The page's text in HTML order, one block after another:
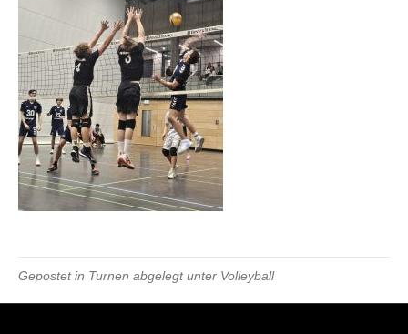
Gepostet in Turnen abgelegt unter Volleyball